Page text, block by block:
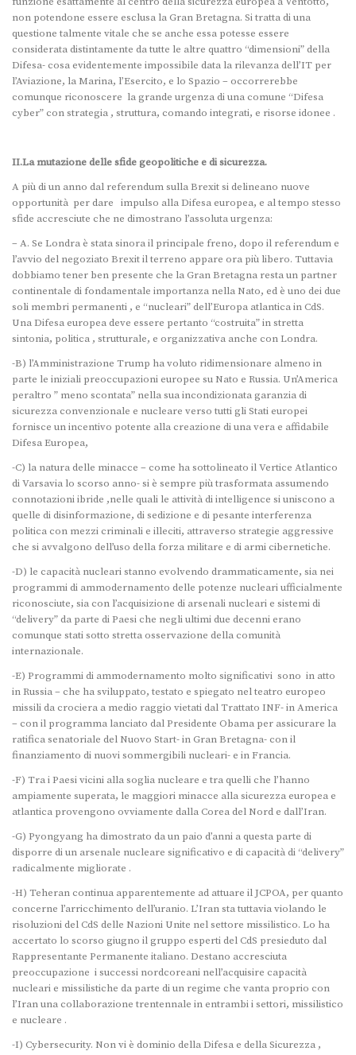
non potendone essere esclusa la Gran Bretagna. Si tratta di una
questione talmente vitale che se anche essa potesse essere
considerata distintamente da tutte le altre quattro “dimensioni” della
Difesa- cosa evidentemente impossibile data la rilevanza dell’IT per
l’Aviazione, la Marina, l’Esercito, e lo Spazio – occorrerebbe
comunque riconoscere la grande urgenza di una comune “Difesa
cyber” con strategia , struttura, comando integrati, e risorse idonee .
II.La mutazione delle sfide geopolitiche e di sicurezza.
A più di un anno dal referendum sulla Brexit si delineano nuove
opportunità per dare impulso alla Difesa europea, e al tempo stesso
sfide accresciute che ne dimostrano l’assoluta urgenza:
– A. Se Londra è stata sinora il principale freno, dopo il referendum e
l’avvio del negoziato Brexit il terreno appare ora più libero. Tuttavia
dobbiamo tener ben presente che la Gran Bretagna resta un partner
continentale di fondamentale importanza nella Nato, ed è uno dei due
soli membri permanenti , e “nucleari” dell’Europa atlantica in CdS.
Una Difesa europea deve essere pertanto “costruita” in stretta
sintonia, politica , strutturale, e organizzativa anche con Londra.
-B) l’Amministrazione Trump ha voluto ridimensionare almeno in
parte le iniziali preoccupazioni europee su Nato e Russia. Un’America
peraltro ” meno scontata” nella sua incondizionata garanzia di
sicurezza convenzionale e nucleare verso tutti gli Stati europei
fornisce un incentivo potente alla creazione di una vera e affidabile
Difesa Europea,
-C) la natura delle minacce – come ha sottolineato il Vertice Atlantico
di Varsavia lo scorso anno- si è sempre più trasformata assumendo
connotazioni ibride ,nelle quali le attività di intelligence si uniscono a
quelle di disinformazione, di sedizione e di pesante interferenza
politica con mezzi criminali e illeciti, attraverso strategie aggressive
che si avvalgono dell’uso della forza militare e di armi cibernetiche.
-D) le capacità nucleari stanno evolvendo drammaticamente, sia nei
programmi di ammodernamento delle potenze nucleari ufficialmente
riconosciute, sia con l’acquisizione di arsenali nucleari e sistemi di
“delivery” da parte di Paesi che negli ultimi due decenni erano
comunque stati sotto stretta osservazione della comunità
internazionale.
-E) Programmi di ammodernamento molto significativi sono in atto
in Russia – che ha sviluppato, testato e spiegato nel teatro europeo
missili da crociera a medio raggio vietati dal Trattato INF- in America
– con il programma lanciato dal Presidente Obama per assicurare la
ratifica senatoriale del Nuovo Start- in Gran Bretagna- con il
finanziamento di nuovi sommergibili nucleari- e in Francia.
-F) Tra i Paesi vicini alla soglia nucleare e tra quelli che l’hanno
ampiamente superata, le maggiori minacce alla sicurezza europea e
atlantica provengono ovviamente dalla Corea del Nord e dall’Iran.
-G) Pyongyang ha dimostrato da un paio d’anni a questa parte di
disporre di un arsenale nucleare significativo e di capacità di “delivery”
radicalmente migliorate .
-H) Teheran continua apparentemente ad attuare il JCPOA, per quanto
concerne l’arricchimento dell’uranio. L’Iran sta tuttavia violando le
risoluzioni del CdS delle Nazioni Unite nel settore missilistico. Lo ha
accertato lo scorso giugno il gruppo esperti del CdS presieduto dal
Rappresentante Permanente italiano. Destano accresciuta
preoccupazione i successi nordcoreani nell’acquisire capacità
nucleari e missilistiche da parte di un regime che vanta proprio con
l’Iran una collaborazione trentennale in entrambi i settori, missilistico
e nucleare .
-I) Cybersecurity. Non vi è dominio della Difesa e della Sicurezza ,